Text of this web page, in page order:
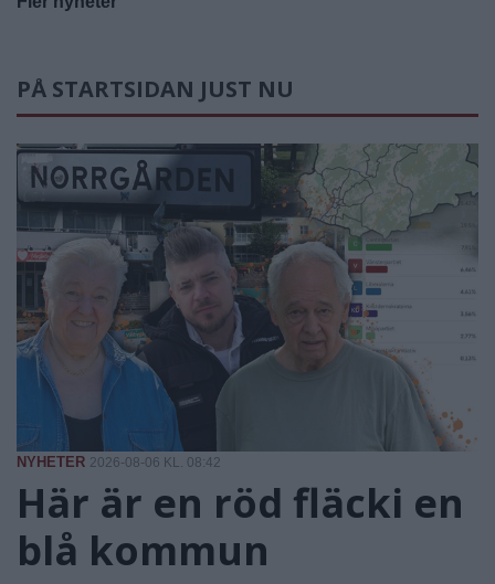
PÅ STARTSIDAN JUST NU
NYHETER 2026-08-06 KL. 08:42
Här är en röd fläcki en
blå kommun